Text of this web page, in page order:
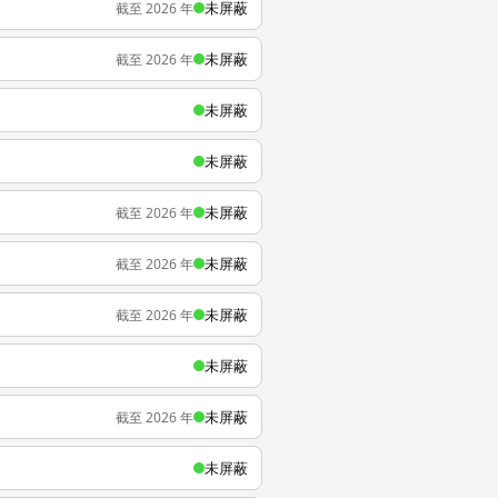
截至 2026 年 未屏蔽
截至 2026 年 未屏蔽
未屏蔽
未屏蔽
截至 2026 年 未屏蔽
截至 2026 年 未屏蔽
截至 2026 年 未屏蔽
未屏蔽
截至 2026 年 未屏蔽
未屏蔽